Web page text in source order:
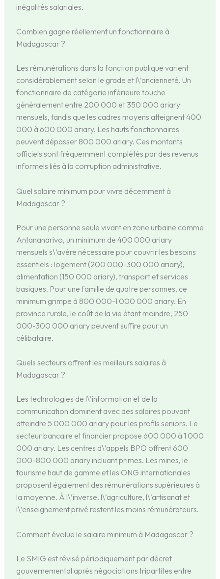
inégalités salariales.
Combien gagne réellement un fonctionnaire à
Madagascar ?
Les rémunérations dans la fonction publique varient
considérablement selon le grade et l\’ancienneté. Un
fonctionnaire de catégorie inférieure touche
généralement entre 200 000 et 350 000 ariary
mensuels, tandis que les cadres moyens atteignent 400
000 à 600 000 ariary. Les hauts fonctionnaires
peuvent dépasser 800 000 ariary. Ces montants
officiels sont fréquemment complétés par des revenus
informels liés à la corruption administrative.
Quel salaire minimum pour vivre décemment à
Madagascar ?
Pour une personne seule vivant en zone urbaine comme
Antananarivo, un minimum de 400 000 ariary
mensuels s\’avère nécessaire pour couvrir les besoins
essentiels : logement (200 000-300 000 ariary),
alimentation (150 000 ariary), transport et services
basiques. Pour une famille de quatre personnes, ce
minimum grimpe à 800 000-1 000 000 ariary. En
province rurale, le coût de la vie étant moindre, 250
000-300 000 ariary peuvent suffire pour un
célibataire.
Quels secteurs offrent les meilleurs salaires à
Madagascar ?
Les technologies de l\’information et de la
communication dominent avec des salaires pouvant
atteindre 5 000 000 ariary pour les profils seniors. Le
secteur bancaire et financier propose 600 000 à 1 000
000 ariary. Les centres d\’appels BPO offrent 600
000-800 000 ariary incluant primes. Les mines, le
tourisme haut de gamme et les ONG internationales
proposent également des rémunérations supérieures à
la moyenne. À l\’inverse, l\’agriculture, l\’artisanat et
l\’enseignement privé restent les moins rémunérateurs.
Comment évolue le salaire minimum à Madagascar ?
Le SMIG est révisé périodiquement par décret
gouvernemental après négociations tripartites entre